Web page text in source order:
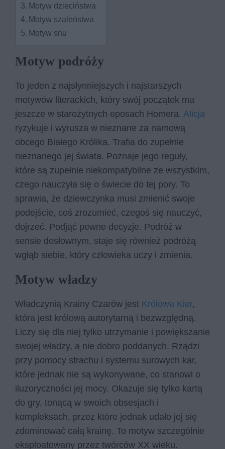
Motyw dzieciństwa
Motyw szaleństwa
Motyw snu
Motyw podróży
To jeden z najsłynniejszych i najstarszych
motywów literackich, który swój początek ma
jeszcze w starożytnych eposach Homera. Alicja
ryzykuje i wyrusza w nieznane za namową
obcego Białego Królika. Trafia do zupełnie
nieznanego jej świata. Poznaje jego reguły,
które są zupełnie niekompatybilne ze wszystkim,
czego nauczyła się o świecie do tej pory. To
sprawia, że dziewczynka musi zmienić swoje
podejście, coś zrozumieć, czegoś się nauczyć,
dojrzeć. Podjąć pewne decyzje. Podróż w
sensie dosłownym, staje się również podróżą
wgłąb siebie, który człowieka uczy i zmienia.
Motyw władzy
Władczynią Krainy Czarów jest Królowa Kier,
która jest królową autorytarną i bezwzględną.
Liczy się dla niej tylko utrzymanie i powiększanie
swojej władzy, a nie dobro poddanych. Rządzi
przy pomocy strachu i systemu surowych kar,
które jednak nie są wykonywane, co stanowi o
iluzoryczności jej mocy. Okazuje się tylko kartą
do gry, tonącą w swoich obsesjach i
kompleksach, przez które jednak udało jej się
zdominować całą krainę. To motyw szczególnie
eksploatowany przez twórców XX wieku.